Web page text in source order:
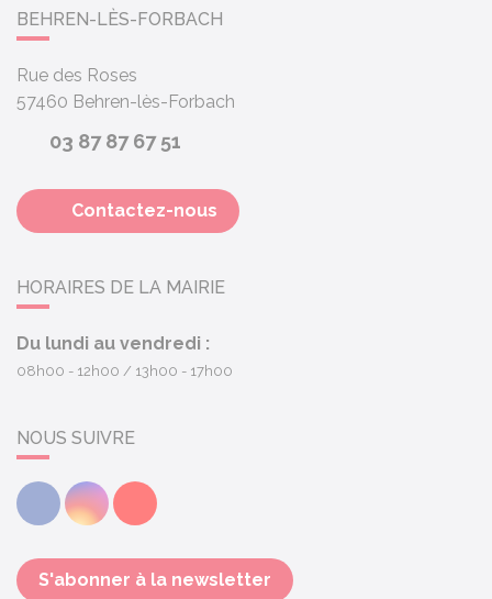
BEHREN-LÈS-FORBACH
Rue des Roses
57460 Behren-lès-Forbach
03 87 87 67 51
Contactez-nous
HORAIRES DE LA MAIRIE
Du lundi au vendredi :
08h00 - 12h00 13h00 - 17h00
NOUS SUIVRE
FacebookInstagramYoutube
S'abonner à la newsletter